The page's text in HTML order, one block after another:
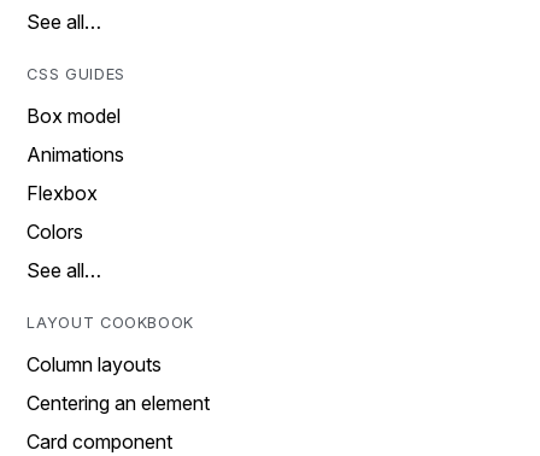
See all…
CSS GUIDES
Box model
Animations
Flexbox
Colors
See all…
LAYOUT COOKBOOK
Column layouts
Centering an element
Card component